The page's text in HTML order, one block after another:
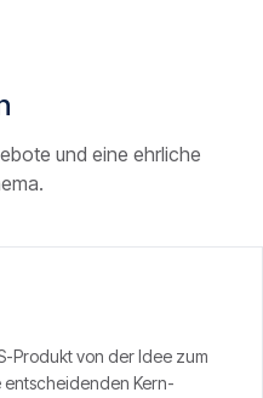
und eine ehrliche
Produkt von der Idee zum
Kern-